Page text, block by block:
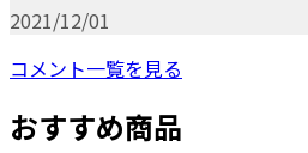
2021/12/01
コメント一覧を見る
おすすめ商品